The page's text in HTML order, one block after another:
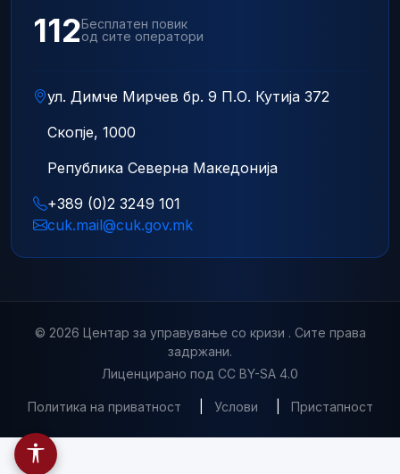
112Бесплатен повик
од сите оператори
ул. Димче Мирчев бр. 9 П.О. Кутија 372
Скопје, 1000
Република Северна Македонија
+389 (0)2 3249 101
cuk.mail@cuk.gov.mk
© 2026 Центар за управување со кризи . Сите права
задржани.
Лиценцирано под CC BY-SA 4.0
Политика на приватност Услови Пристапност